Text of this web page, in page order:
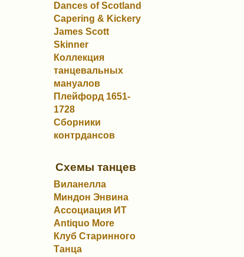
Dances of Scotland
Capering & Kickery
James Scott
Skinner
Коллекция
танцевальных
мануалов
Плейфорд 1651-
1728
Сборники
контрдансов
Схемы танцев
Виланелла
Миндон Энвина
Ассоциация ИТ
Antiquo More
Клуб Старинного
Танца